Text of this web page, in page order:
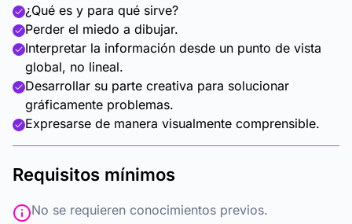
¿Qué es y para qué sirve?
Perder el miedo a dibujar.
Interpretar la información desde un punto de vista
global, no lineal.
Desarrollar su parte creativa para solucionar
gráficamente problemas.
Expresarse de manera visualmente comprensible.
Requisitos mínimos
No se requieren conocimientos previos.